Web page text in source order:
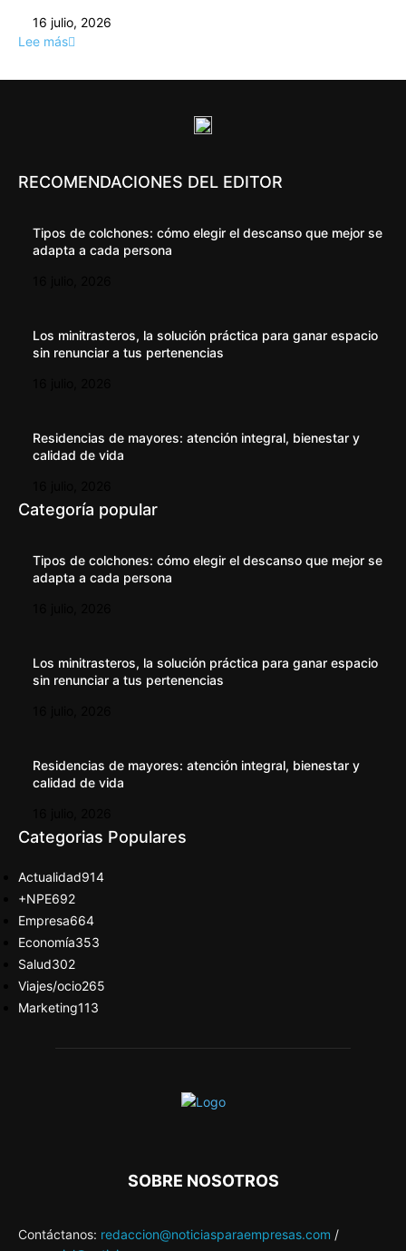
16 julio, 2026
Lee más
RECOMENDACIONES DEL EDITOR
Tipos de colchones: cómo elegir el descanso que mejor se
adapta a cada persona
Los minitrasteros, la solución práctica para ganar espacio
sin renunciar a tus pertenencias
Residencias de mayores: atención integral, bienestar y
calidad de vida
Categoría popular
Tipos de colchones: cómo elegir el descanso que mejor se
adapta a cada persona
Los minitrasteros, la solución práctica para ganar espacio
sin renunciar a tus pertenencias
Residencias de mayores: atención integral, bienestar y
calidad de vida
Categorias Populares
Actualidad914
+NPE692
Empresa664
Economía353
Salud302
Viajes/ocio265
Marketing113
SOBRE NOSOTROS
Contáctanos: redaccion@noticiasparaempresas.com /